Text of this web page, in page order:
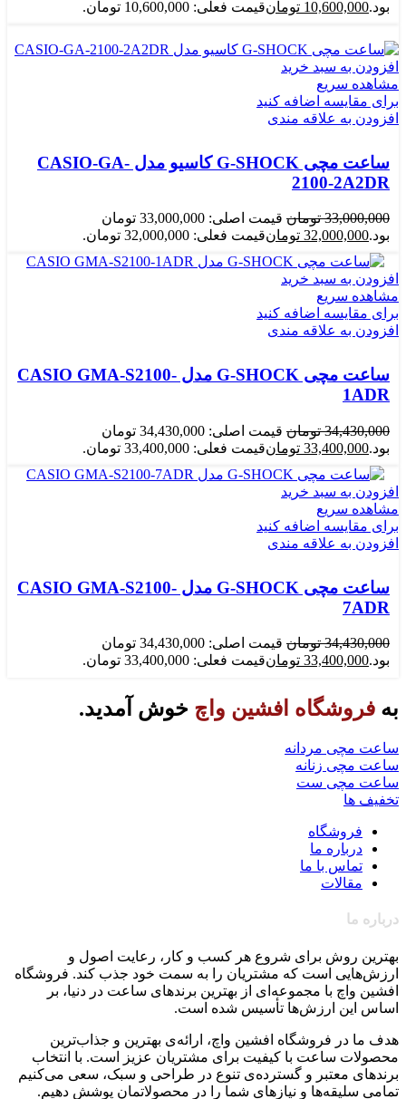
بود.10,600,000 تومانقیمت فعلی: 10,600,000 تومان.
افزودن به سبد خرید
مشاهده سریع
برای مقایسه اضافه کنید
افزودن به علاقه مندی
ساعت مچی G-SHOCK کاسیو مدل CASIO-GA-
2100-2A2DR
33,000,000 تومان
قیمت اصلی: 33,000,000 تومان
بود.32,000,000 تومانقیمت فعلی: 32,000,000 تومان.
افزودن به سبد خرید
مشاهده سریع
برای مقایسه اضافه کنید
افزودن به علاقه مندی
ساعت مچی G-SHOCK مدل CASIO GMA-S2100-
1ADR
34,430,000 تومان
قیمت اصلی: 34,430,000 تومان
بود.33,400,000 تومانقیمت فعلی: 33,400,000 تومان.
افزودن به سبد خرید
مشاهده سریع
برای مقایسه اضافه کنید
افزودن به علاقه مندی
ساعت مچی G-SHOCK مدل CASIO GMA-S2100-
7ADR
34,430,000 تومان
قیمت اصلی: 34,430,000 تومان
بود.33,400,000 تومانقیمت فعلی: 33,400,000 تومان.
به فروشگاه افشین واچ خوش آمدید.
ساعت مچی مردانه
ساعت مچی زنانه
ساعت مچی ست
تخفیف ها
فروشگاه
درباره ما
تماس با ما
مقالات
درباره ما
بهترین روش برای شروع هر کسب و کار، رعایت اصول و
ارزش‌هایی است که مشتریان را به سمت خود جذب کند. فروشگاه
افشین واچ با مجموعه‌ای از بهترین برندهای ساعت در دنیا، بر
اساس این ارزش‌ها تأسیس شده است.
هدف ما در فروشگاه افشین واچ، ارائه‌ی بهترین و جذاب‌ترین
محصولات ساعت با کیفیت برای مشتریان عزیز است. با انتخاب
برندهای معتبر و گسترده‌ی تنوع در طراحی و سبک، سعی می‌کنیم
تمامی سلیقه‌ها و نیازهای شما را در محصولاتمان پوشش دهیم.